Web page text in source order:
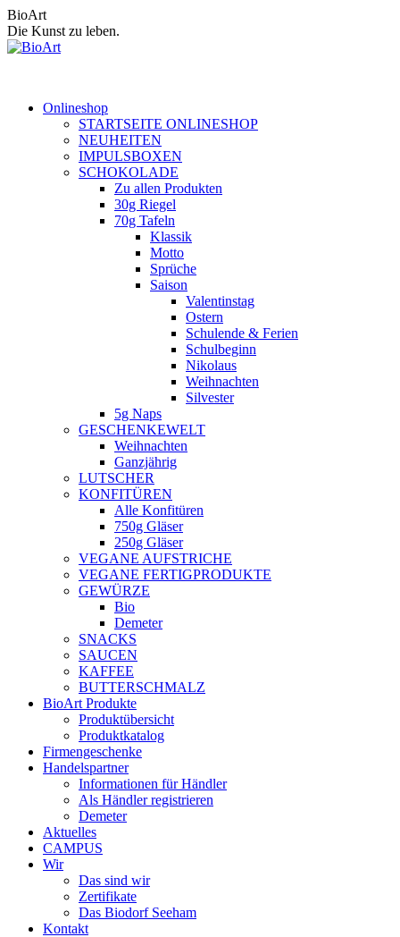
Zum
Inhalt
springen
BioArt
Die Kunst zu leben.
Onlineshop
STARTSEITE ONLINESHOP
NEUHEITEN
IMPULSBOXEN
SCHOKOLADE
Zu allen Produkten
30g Riegel
70g Tafeln
Klassik
Motto
Sprüche
Saison
Valentinstag
Ostern
Schulende & Ferien
Schulbeginn
Nikolaus
Weihnachten
Silvester
5g Naps
GESCHENKEWELT
Weihnachten
Ganzjährig
LUTSCHER
KONFITÜREN
Alle Konfitüren
750g Gläser
250g Gläser
VEGANE AUFSTRICHE
VEGANE FERTIGPRODUKTE
GEWÜRZE
Bio
Demeter
SNACKS
SAUCEN
KAFFEE
BUTTERSCHMALZ
BioArt Produkte
Produktübersicht
Produktkatalog
Firmengeschenke
Handelspartner
Informationen für Händler
Als Händler registrieren
Demeter
Aktuelles
CAMPUS
Wir
Das sind wir
Zertifikate
Das Biodorf Seeham
Kontakt